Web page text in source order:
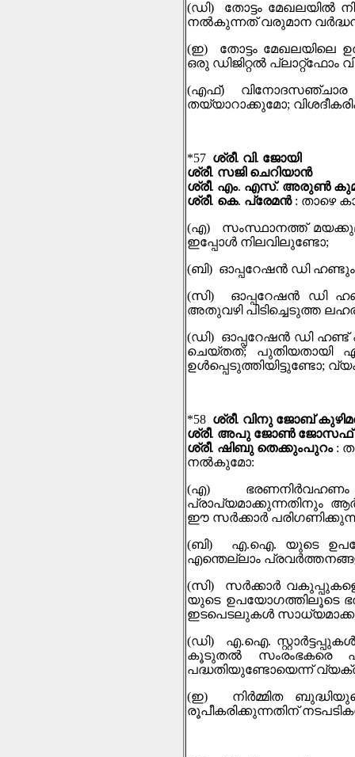
(ഡി) തോട്ടം മേഖലയില്‍
നൽകുന്നത് വരുമാന
(ഇ) തോട്ടം മേഖലയിലെ
ഒരു ഡിജിറ്റൽ പ്ലാറ്റ്ഫോം
(എഫ്) വിനോദസഞ്ചാര
തയ്യാറാക്കുമോ;
*57 ശ്രീ. വി. ജോയി
ശ്രീ. സജി ചെറിയാന്‍
ശ്രീ. എം. എസ്. അരുണ്‍
ശ്രീ. കെ. പ്രേമൻ : താഴെ
(എ) സംസ്ഥാനത്ത്
ഇപ്പോൾ നിലവിലുണ്ടോ;
(ബി) ഓപ്പറേഷന്‍ ഡി
(സി) ഓപ്പറേഷന്‍ ഡി
അതുവഴി പിടിച്ചെടുത്ത
(ഡി) ഓപ്പറേഷന്‍ ഡി ഹണ്ട്
ചെയ്തത്; പുതിയതായി
ഉള്‍പ്പെടുത്തിയിട്ടുണ്ടോ;
*58 ശ്രീ. വിനു ജോബ്
ശ്രീ. അപു ജോൺ ജോസഫ്
ശ്രീ. ഷിബു തെക്കുംപുറം :
നല്‍കുമോ:
(എ)
പ്രാപ്യമാക്കുന്നതിനും
ഈ സർക്കാർ
(ബി) എ.ഐ. യുടെ
എന്തെല്ലാം
(സി) സർക്കാർ
യുടെ ഉപയോഗത്തിലൂടെ
ഇടപെടലുകള്‍
(ഡി) എ.ഐ.
കൂടുതൽ സംരംഭകരെ
പദ്ധതിയുണ്ടോയെന്ന്
(ഇ) നിർമ്മിത
രൂപീകരിക്കുന്നതിന്